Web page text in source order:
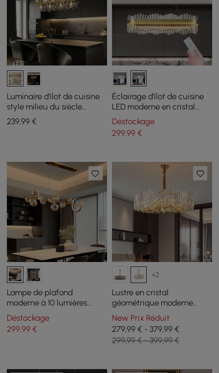
Luminaire d'îlot de cuisine
style milieu du siècle
moderne, 12 lumières, feu
d'artifice en cristal type
239,99 €
Éclairage d'îlot de cuisine
LED moderne en cristal
Crystina de 1000 mm avec
télécommande
Déstockage
299,99€
Lampe de plafond
moderne à 10 lumières
dorées pour îlot de cuisine
avec abat-jour en verre
Déstockage
299,99 €
+2
Lustre en cristal
géométrique moderne
Clyvra 14 lumières avec
chaîne réglable en or
New Prix Réduit
279,99 € - 379,99 €
299,99 € - 399,99 €